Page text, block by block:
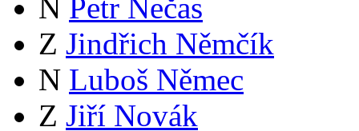
N Petr Nečas
Z Jindřich Němčík
N Luboš Němec
Z Jiří Novák